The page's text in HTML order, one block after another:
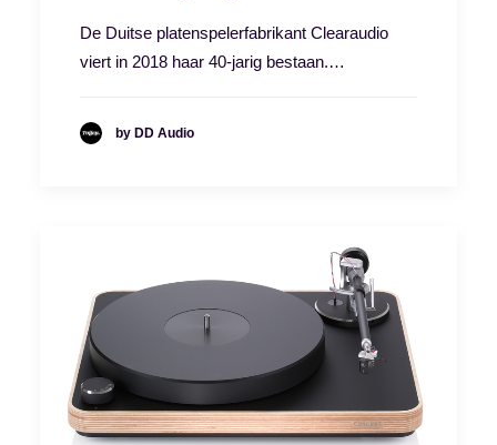
De Duitse platenspelerfabrikant Clearaudio
viert in 2018 haar 40-jarig bestaan.…
by DD Audio